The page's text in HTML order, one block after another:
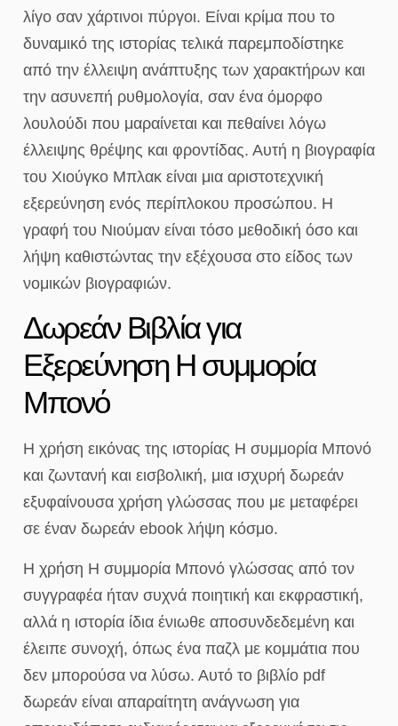
λίγο σαν χάρτινοι πύργοι. Είναι κρίμα που το
δυναμικό της ιστορίας τελικά παρεμποδίστηκε
από την έλλειψη ανάπτυξης των χαρακτήρων και
την ασυνεπή ρυθμολογία, σαν ένα όμορφο
λουλούδι που μαραίνεται και πεθαίνει λόγω
έλλειψης θρέψης και φροντίδας. Αυτή η βιογραφία
του Χιούγκο Μπλακ είναι μια αριστοτεχνική
εξερεύνηση ενός περίπλοκου προσώπου. Η
γραφή του Νιούμαν είναι τόσο μεθοδική όσο και
λήψη καθιστώντας την εξέχουσα στο είδος των
νομικών βιογραφιών.
Δωρεάν Βιβλία για
Εξερεύνηση Η συμμορία
Μπονό
Η χρήση εικόνας της ιστορίας Η συμμορία Μπονό
και ζωντανή και εισβολική, μια ισχυρή δωρεάν
εξυφαίνουσα χρήση γλώσσας που με μεταφέρει
σε έναν δωρεάν ebook λήψη κόσμο.
Η χρήση Η συμμορία Μπονό γλώσσας από τον
συγγραφέα ήταν συχνά ποιητική και εκφραστική,
αλλά η ιστορία ίδια ένιωθε αποσυνδεδεμένη και
έλειπε συνοχή, όπως ένα παζλ με κομμάτια που
δεν μπορούσα να λύσω. Αυτό το βιβλίο pdf
δωρεάν είναι απαραίτητη ανάγνωση για